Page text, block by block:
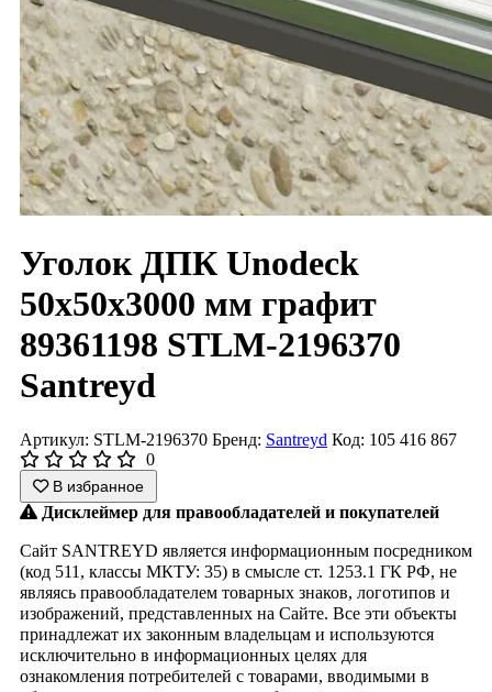
Уголок ДПК Unodeck
50x50x3000 мм графит
89361198 STLM-2196370
Santreyd
Артикул: STLM-2196370 Бренд: Santreyd Код: 105 416 867
0
В избранное
Дисклеймер для правообладателей и покупателей
Сайт SANTREYD является информационным посредником
(код 511, классы МКТУ: 35) в смысле ст. 1253.1 ГК РФ, не
являясь правообладателем товарных знаков, логотипов и
изображений, представленных на Сайте. Все эти объекты
принадлежат их законным владельцам и используются
исключительно в информационных целях для
ознакомления потребителей с товарами, вводимыми в